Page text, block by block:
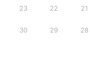
21
22
23
28
29
30